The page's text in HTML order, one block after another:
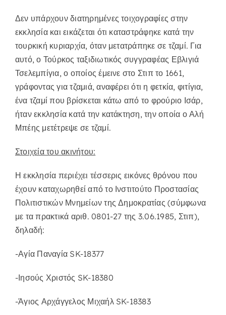
Δεν υπάρχουν διατηρημένες τοιχογραφίες στην
εκκλησία και εικάζεται ότι καταστράφηκε κατά την
τουρκική κυριαρχία, όταν μετατράπηκε σε τζαμί. Για
αυτό, ο Τούρκος ταξιδιωτικός συγγραφέας Εβλιγιά
Τσελεμπίγια, ο οποίος έμεινε στο Στιπ το 1661,
γράφοντας για τζαμιά, αναφέρει ότι η φετκία, φιτίγια,
ένα τζαμί που βρίσκεται κάτω από το φρούριο Ισάρ,
ήταν εκκλησία κατά την κατάκτηση, την οποία ο Αλή
Μπέης μετέτρεψε σε τζαμί.
Στοιχεία του ακινήτου:
Η εκκλησία περιέχει τέσσερις εικόνες θρόνου που
έχουν καταχωρηθεί από το Ινστιτούτο Προστασίας
Πολιτιστικών Μνημείων της Δημοκρατίας (σύμφωνα
με τα πρακτικά αριθ. 0801-27 της 3.06.1985, Στιπ),
δηλαδή:
-Αγία Παναγία SK-18377
-Ιησούς Χριστός SK-18380
-Άγιος Αρχάγγελος Μιχαήλ SK-18383